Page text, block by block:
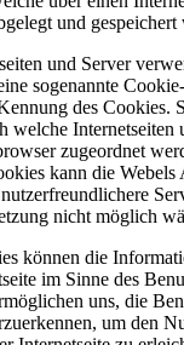
und gespeichert
und Server
sogenannte
des Cookies.
welche Internetseiten
zugeordnet
kann die Webels
nicht möglich
können die
im Sinne des
uns, die
um den